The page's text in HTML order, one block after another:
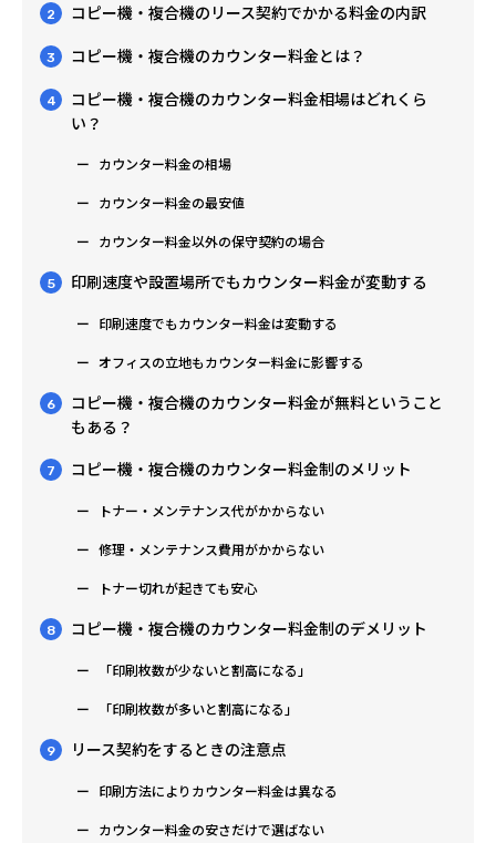
2 コピー機・複合機のリース契約でかかる料金の内訳
3 コピー機・複合機のカウンター料金とは？
4
コピー機・複合機のカウンター料金相場はどれくら
い？
カウンター料金の相場
カウンター料金の最安値
カウンター料金以外の保守契約の場合
5 印刷速度や設置場所でもカウンター料金が変動する
印刷速度でもカウンター料金は変動する
オフィスの立地もカウンター料金に影響する
6
コピー機・複合機のカウンター料金が無料ということ
もある？
7 コピー機・複合機のカウンター料金制のメリット
トナー・メンテナンス代がかからない
修理・メンテナンス費用がかからない
トナー切れが起きても安心
8 コピー機・複合機のカウンター料金制のデメリット
「印刷枚数が少ないと割高になる」
「印刷枚数が多いと割高になる」
9 リース契約をするときの注意点
印刷方法によりカウンター料金は異なる
カウンター料金の安さだけで選ばない